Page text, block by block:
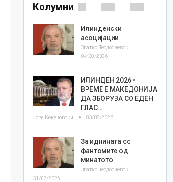
Колумни
Илинденски
асоцијации
Златко Теодосиевски
04/08/2026
ИЛИНДЕН 2026 •
ВРЕМЕ Е МАКЕДОНИЈА
ДА ЗБОРУВА СО ЕДЕН
ГЛАС…
Јове Кекеновски 03/08/2026
За иднината со
фантомите од
минатото
Златко Теодосиевски
31/07/2026